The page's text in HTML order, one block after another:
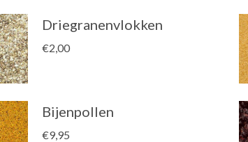
Driegranenvlokken
€2,00
Bijenpollen
€9,95